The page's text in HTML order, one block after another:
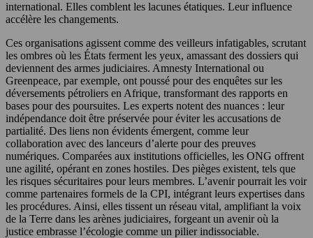
international. Elles comblent les lacunes étatiques. Leur influence
accélère les changements.
Ces organisations agissent comme des veilleurs infatigables, scrutant
les ombres où les États ferment les yeux, amassant des dossiers qui
deviennent des armes judiciaires. Amnesty International ou
Greenpeace, par exemple, ont poussé pour des enquêtes sur les
déversements pétroliers en Afrique, transformant des rapports en
bases pour des poursuites. Les experts notent des nuances : leur
indépendance doit être préservée pour éviter les accusations de
partialité. Des liens non évidents émergent, comme leur
collaboration avec des lanceurs d’alerte pour des preuves
numériques. Comparées aux institutions officielles, les ONG offrent
une agilité, opérant en zones hostiles. Des pièges existent, tels que
les risques sécuritaires pour leurs membres. L’avenir pourrait les voir
comme partenaires formels de la CPI, intégrant leurs expertises dans
les procédures. Ainsi, elles tissent un réseau vital, amplifiant la voix
de la Terre dans les arènes judiciaires, forgeant un avenir où la
justice embrasse l’écologie comme un pilier indissociable.